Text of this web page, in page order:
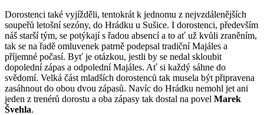
Dorostenci také vyjížděli, tentokrát k jednomu z nejvzdálenějších
soupeřů letošní sezóny, do Hrádku u Sušice. I dorostenci, především
náš starší tým, se potýkají s řadou absencí a to ať už kvůli zraněním,
tak se na řadě omluvenek patrně podepsal tradiční Majáles a
příjemné počasí. Byť je otázkou, jestli by se nedal skloubit
dopolední zápas a odpolední Majáles. Ať si každý sáhne do
svědomí. Velká část mladších dorostenců tak musela být připravena
zasáhnout do obou dvou zápasů. Navíc do Hrádku nemohl jet ani
jeden z trenérů dorostu a oba zápasy tak dostal na povel Marek
Švehla.